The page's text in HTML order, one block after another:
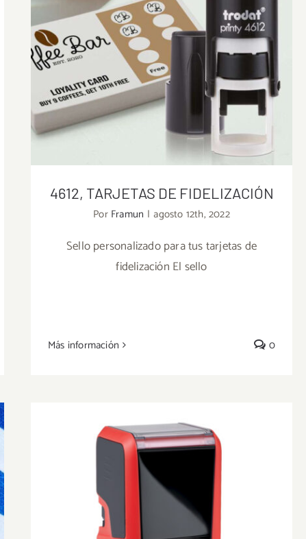
4612, TARJETAS DE FIDELIZACIÓN
Por Framun | agosto 12th, 2022
Sello personalizado para tus tarjetas de
fidelización El sello
Más información 0